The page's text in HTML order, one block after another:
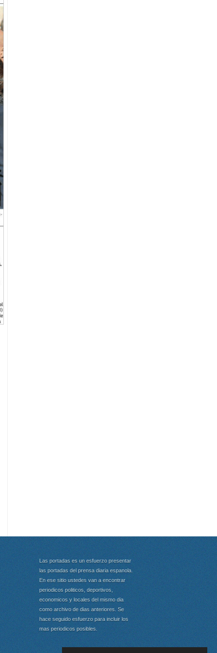
Las portadas es un esfuerzo presentar
las portadas del prensa diaria espanola.
En ese sitio ustedes van a encontrar
periodicos politicos, deportivos,
economicos y locales del mismo dia
como archivo de dias anteriores. Se
hace seguido esfuerzo para incluir los
mas periodicos posibles.